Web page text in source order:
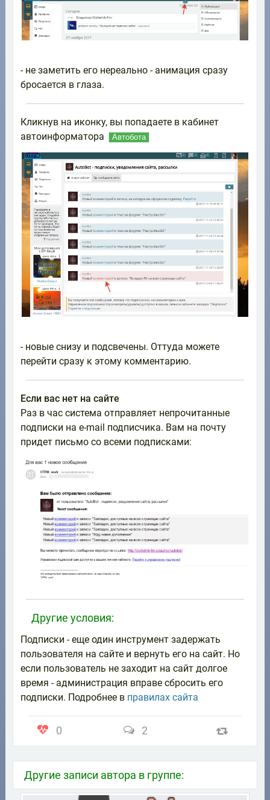
- не заметить его нереально - анимация сразу
бросается в глаза.
Кликнув на иконку, вы попадаете в кабинет
автоинформатора
Автобота
- новые снизу и подсвечены. Оттуда можете
перейти сразу к этому комментарию.
Если вас нет на сайте
Раз в час система отправляет непрочитанные
подписки на e-mail подписчика. Вам на почту
придет письмо со всеми подписками:
Другие условия:
Подписки - еще один инструмент задержать
пользователя на сайте и вернуть его на сайт. Но
если пользователь не заходит на сайт долгое
время - администрация вправе сбросить его
подписки. Подробнее в правилах сайта
0 2
Другие записи автора в группе: